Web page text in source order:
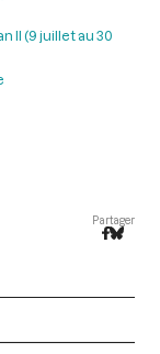
II (9 juillet au 30
Partager